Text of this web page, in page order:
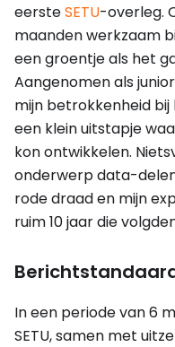
eersteSETU-overleg.
maanden werkzaam
een groentje als het
Aangenomen als
mijn betrokkenheid
een klein uitstapje
kon ontwikkelen.
onderwerp data-
rode draad en mijn
ruim 10 jaar die
In een periode van 6
SETU, samen met